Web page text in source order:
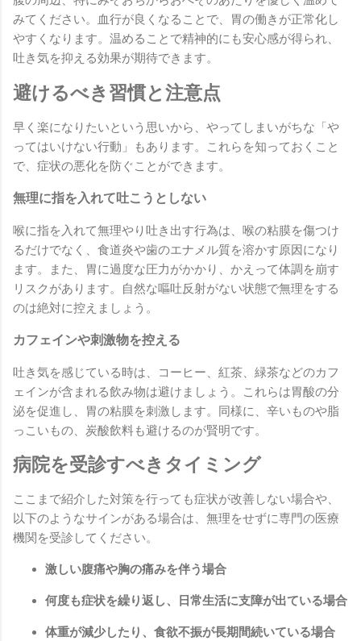
みてください。血行が良くなることで、胃の働きが正常化し
やすくなります。温めることで精神的にも安心感が得られ、
吐き気を抑える効果が期待できます。
避けるべき習慣と注意点
早く楽になりたいという思いから、やってしまいがちな「や
ってはいけない行動」もあります。これらを知っておくこと
で、症状の悪化を防ぐことができます。
無理に指を入れて吐こうとしない
喉に指を入れて無理やり吐き出す行為は、喉の粘膜を傷つけ
るだけでなく、食道炎や歯のエナメル質を溶かす原因になり
ます。また、胃に過度な圧力がかかり、かえって体調を崩す
リスクがあります。自然な嘔吐反射がない状態で無理をする
のは絶対に控えましょう。
カフェインや刺激物を控える
吐き気を感じている時は、コーヒー、紅茶、緑茶などのカフ
ェインが含まれる飲み物は避けましょう。これらは胃酸の分
泌を促進し、胃の粘膜を刺激します。同様に、辛いものや脂
っこいもの、炭酸飲料も避けるのが賢明です。
病院を受診すべきタイミング
ここまで紹介した対策を行っても症状が改善しない場合や、
以下のようなサインがある場合は、無理をせずに専門の医療
機関を受診してください。
激しい腹痛や胸の痛みを伴う場合
何度も症状を繰り返し、日常生活に支障が出ている場合
体重が減少したり、食欲不振が長期間続いている場合